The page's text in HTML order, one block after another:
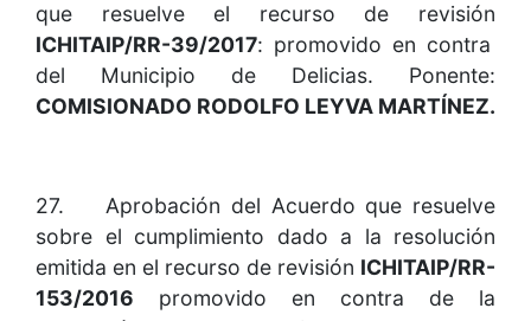
que resuelve el recurso de revisión
ICHITAIP/RR-39/2017: promovido en contra
del Municipio de Delicias. Ponente:
COMISIONADO RODOLFO LEYVA MARTÍNEZ.
27. Aprobación del Acuerdo que resuelve
sobre el cumplimiento dado a la resolución
emitida en el recurso de revisión ICHITAIP/RR-
153/2016 promovido en contra de la